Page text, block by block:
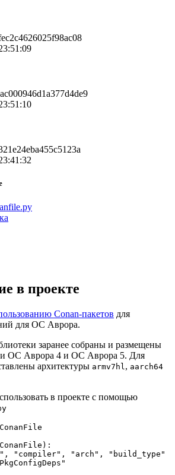
в проекте
Conan-пакетов для
для ОС Аврора.
заранее собраны и размещены
ОС Аврора 4 и ОC Аврора 5. Для
архитектуры armv7hl , aarch64
в проекте с помощью
ConanFile ):
, "compiler" , "arch" ,
"build_type"